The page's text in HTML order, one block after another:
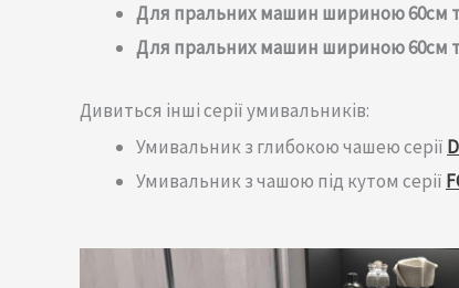
Для пральних машин шириною 60см
Для пральних машин шириною 60см
Дивиться інші серії умивальників:
Умивальник з глибокою чашею серії
Умивальник з чашою під кутом серії